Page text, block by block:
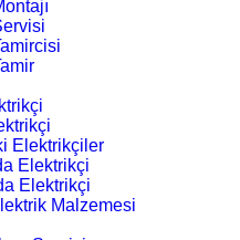
Elektrikçiler
Elektrikçi
Elektrikçi
Malzemesi